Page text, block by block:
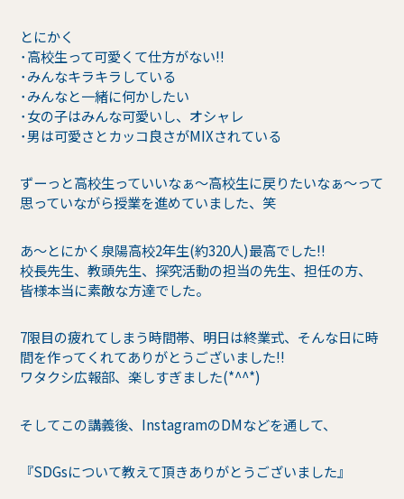
とにかく
･高校生って可愛くて仕方がない!!
･みんなキラキラしている
･みんなと一緒に何かしたい
･女の子はみんな可愛いし、オシャレ
･男は可愛さとカッコ良さがMIXされている
ずーっと高校生っていいなぁ～高校生に戻りたいなぁ～って
思っていながら授業を進めていました、笑
あ～とにかく泉陽高校2年生(約320人)最高でした!!
校長先生、教頭先生、探究活動の担当の先生、担任の方、
皆様本当に素敵な方達でした。
7限目の疲れてしまう時間帯、明日は終業式、そんな日に時
間を作ってくれてありがとうございました!!
ワタクシ広報部、楽しすぎました(*^^*)
そしてこの講義後、InstagramのDMなどを通して、
『SDGsについて教えて頂きありがとうございました』